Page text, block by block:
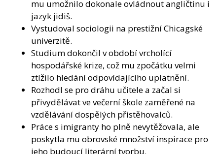
mu umožnilo dokonale ovládnout angličtinu i
jazyk jidiš.
Vystudoval sociologii na prestižní Chicagské
univerzitě.
Studium dokončil v období vrcholící
hospodářské krize, což mu zpočátku velmi
ztížilo hledání odpovídajícího uplatnění.
Rozhodl se pro dráhu učitele a začal si
přivydělávat ve večerní škole zaměřené na
vzdělávání dospělých přistěhovalců.
Práce s imigranty ho plně nevytěžovala, ale
poskytla mu obrovské množství inspirace pro
jeho budoucí literární tvorbu.